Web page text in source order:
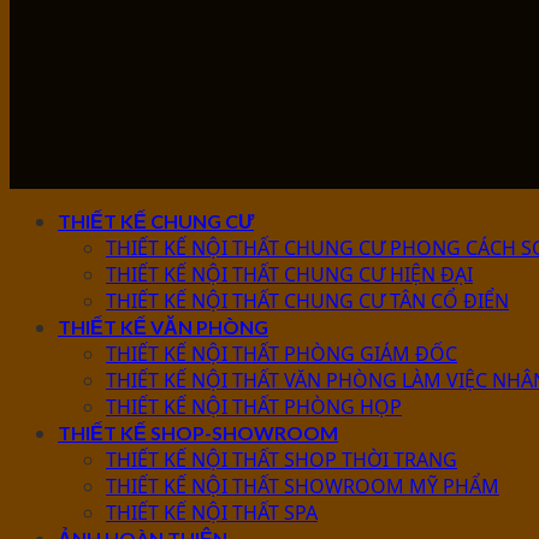
THIẾT KẾ CHUNG CƯ
THIẾT KẾ NỘI THẤT CHUNG CƯ PHONG CÁCH
THIẾT KẾ NỘI THẤT CHUNG CƯ HIỆN ĐẠI
THIẾT KẾ NỘI THẤT CHUNG CƯ TÂN CỔ ĐIỂN
THIẾT KẾ VĂN PHÒNG
THIẾT KẾ NỘI THẤT PHÒNG GIÁM ĐỐC
THIẾT KẾ NỘI THẤT VĂN PHÒNG LÀM VIỆC
THIẾT KẾ NỘI THẤT PHÒNG HỌP
THIẾT KẾ SHOP-SHOWROOM
THIẾT KẾ NỘI THẤT SHOP THỜI TRANG
THIẾT KẾ NỘI THẤT SHOWROOM MỸ PHẨM
THIẾT KẾ NỘI THẤT SPA